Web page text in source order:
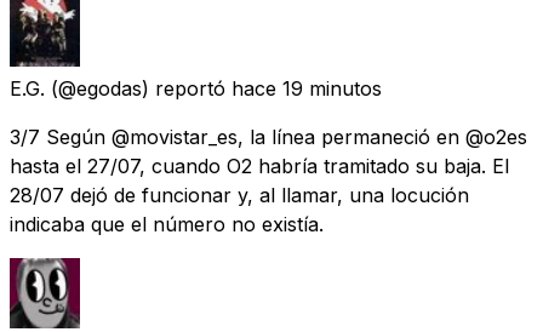
E.G. (@egodas) reportó hace 19 minutos
3/7 Según @movistar_es, la línea permaneció en @o2es
hasta el 27/07, cuando O2 habría tramitado su baja. El
28/07 dejó de funcionar y, al llamar, una locución
indicaba que el número no existía.